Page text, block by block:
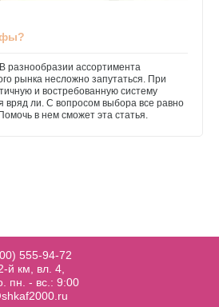
разнообразии ассортимента
рынка несложно запутаться. При
и востребованную систему
вряд ли. С вопросом выбора все равно
в нем сможет эта статья.
555-94-72
й км, вл. 4,
пн. - вс.: 9:00